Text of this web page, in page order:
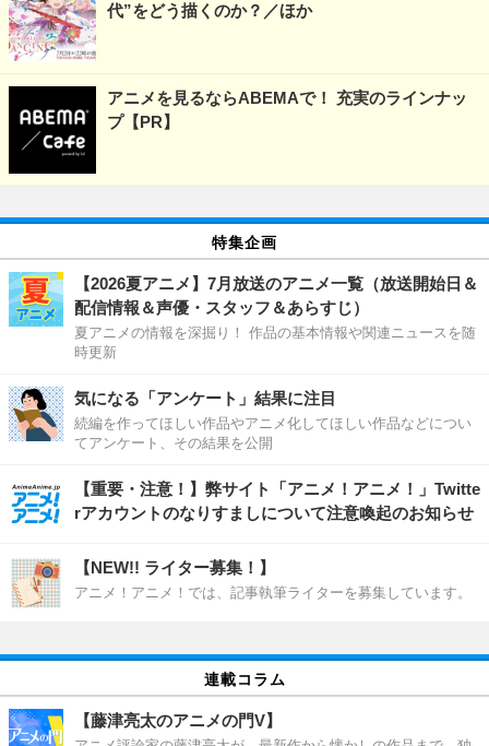
代”をどう描くのか？／ほか
アニメを見るならABEMAで！ 充実のラインナッ
プ【PR】
特集企画
【2026夏アニメ】7月放送のアニメ一覧（放送開始日＆
配信情報＆声優・スタッフ＆あらすじ）
夏アニメの情報を深掘り！ 作品の基本情報や関連ニュースを随
時更新
気になる「アンケート」結果に注目
続編を作ってほしい作品やアニメ化してほしい作品などについ
てアンケート、その結果を公開
【重要・注意！】弊サイト「アニメ！アニメ！」Twitte
rアカウントのなりすましについて注意喚起のお知らせ
【NEW!! ライター募集！】
アニメ！アニメ！では、記事執筆ライターを募集しています。
連載コラム
【藤津亮太のアニメの門V】